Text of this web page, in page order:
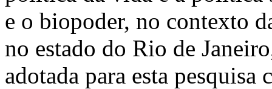
e o biopoder, no contexto
no estado do Rio de
adotada para esta pesquisa